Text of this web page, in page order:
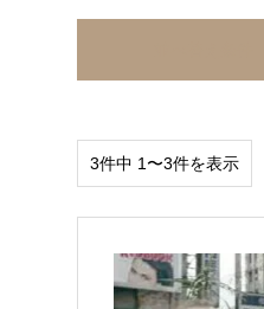
3件中 1〜3件を表示